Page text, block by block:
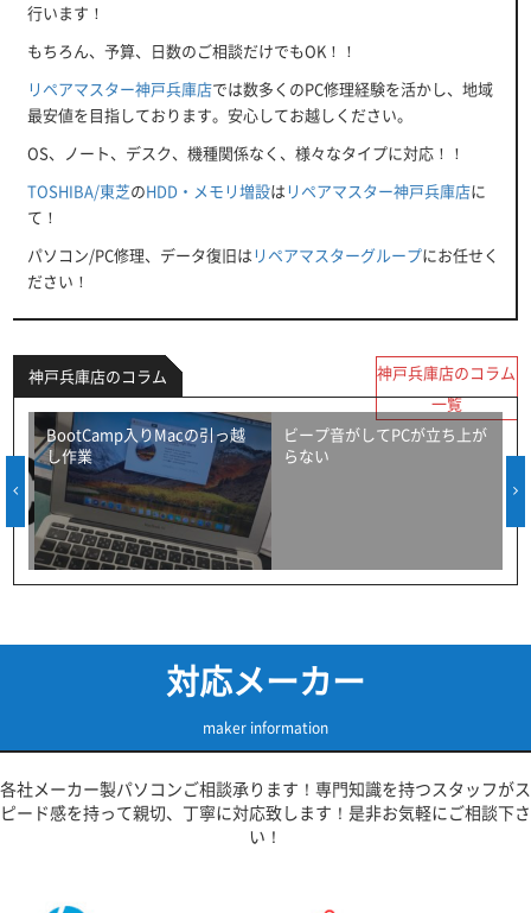
行います！
もちろん、予算、日数のご相談だけでもOK！！
リペアマスター神戸兵庫店では数多くのPC修理経験を活かし、地域
最安値を目指しております。安心してお越しください。
OS、ノート、デスク、機種関係なく、様々なタイプに対応！！
TOSHIBA/東芝のHDD・メモリ増設は リペアマスター神戸兵庫店に
て！
パソコン/PC修理、データ復旧は リペアマスターグループにお任せく
ださい！
神戸兵庫店のコラム
神戸兵庫店のコラム
一覧
BootCamp入りMacの引っ越
し作業
ビープ音がしてPCが立ち上が
らない
対応メーカー
maker information
各社メーカー製パソコンご相談承ります！専門知識を持つスタッフがス
ピード感を持って親切、丁寧に対応致します！是非お気軽にご相談下さ
い！